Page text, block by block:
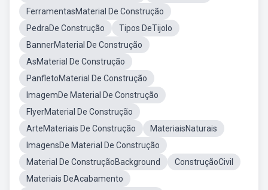
FerramentasMaterial De Construção
PedraDe Construção
Tipos DeTijolo
BannerMaterial De Construção
AsMaterial De Construção
PanfletoMaterial De Construção
ImagemDe Material De Construção
FlyerMaterial De Construção
ArteMateriais De Construção
MateriaisNaturais
ImagensDe Material De Construção
Material De ConstruçãoBackground
ConstruçãoCivil
Materiais DeAcabamento